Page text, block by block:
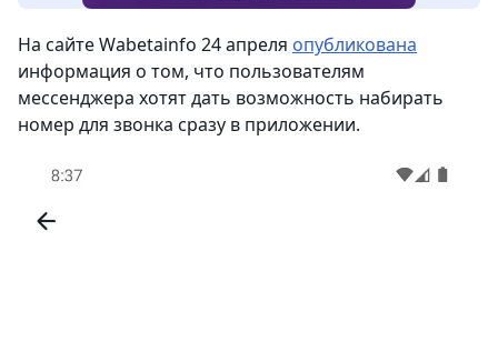
На сайте Wabetainfo 24 апреля опубликована
информация о том, что пользователям
мессенджера хотят дать возможность набирать
номер для звонка сразу в приложении.